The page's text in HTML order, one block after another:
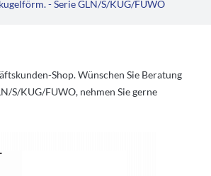
- Serie GLN/S/KUG/FUWO
Shop. Wünschen Sie Beratung
S/KUG/FUWO, nehmen Sie gerne